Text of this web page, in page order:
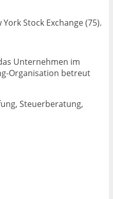
Stock Exchange (75).
Unternehmen im
Organisation betreut
Steuerberatung,